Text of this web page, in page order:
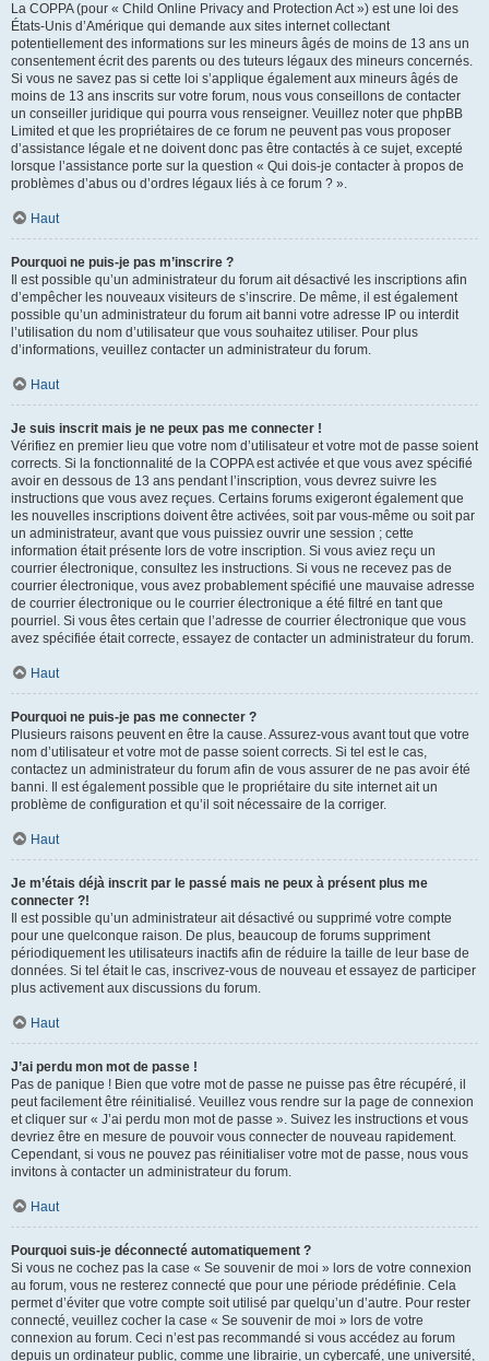
La COPPA (pour « Child Online Privacy and Protection Act ») est une loi des
États-Unis d’Amérique qui demande aux sites internet collectant
potentiellement des informations sur les mineurs âgés de moins de 13 ans un
consentement écrit des parents ou des tuteurs légaux des mineurs concernés.
Si vous ne savez pas si cette loi s’applique également aux mineurs âgés de
moins de 13 ans inscrits sur votre forum, nous vous conseillons de contacter
un conseiller juridique qui pourra vous renseigner. Veuillez noter que phpBB
Limited et que les propriétaires de ce forum ne peuvent pas vous proposer
d’assistance légale et ne doivent donc pas être contactés à ce sujet, excepté
lorsque l’assistance porte sur la question « Qui dois-je contacter à propos de
problèmes d’abus ou d’ordres légaux liés à ce forum ? ».
Haut
Pourquoi ne puis-je pas m’inscrire ?
Il est possible qu’un administrateur du forum ait désactivé les inscriptions afin
d’empêcher les nouveaux visiteurs de s’inscrire. De même, il est également
possible qu’un administrateur du forum ait banni votre adresse IP ou interdit
l’utilisation du nom d’utilisateur que vous souhaitez utiliser. Pour plus
d’informations, veuillez contacter un administrateur du forum.
Haut
Je suis inscrit mais je ne peux pas me connecter !
Vérifiez en premier lieu que votre nom d’utilisateur et votre mot de passe soient
corrects. Si la fonctionnalité de la COPPA est activée et que vous avez spécifié
avoir en dessous de 13 ans pendant l’inscription, vous devrez suivre les
instructions que vous avez reçues. Certains forums exigeront également que
les nouvelles inscriptions doivent être activées, soit par vous-même ou soit par
un administrateur, avant que vous puissiez ouvrir une session ; cette
information était présente lors de votre inscription. Si vous aviez reçu un
courrier électronique, consultez les instructions. Si vous ne recevez pas de
courrier électronique, vous avez probablement spécifié une mauvaise adresse
de courrier électronique ou le courrier électronique a été filtré en tant que
pourriel. Si vous êtes certain que l’adresse de courrier électronique que vous
avez spécifiée était correcte, essayez de contacter un administrateur du forum.
Haut
Pourquoi ne puis-je pas me connecter ?
Plusieurs raisons peuvent en être la cause. Assurez-vous avant tout que votre
nom d’utilisateur et votre mot de passe soient corrects. Si tel est le cas,
contactez un administrateur du forum afin de vous assurer de ne pas avoir été
banni. Il est également possible que le propriétaire du site internet ait un
problème de configuration et qu’il soit nécessaire de la corriger.
Haut
Je m’étais déjà inscrit par le passé mais ne peux à présent plus me
connecter ?!
Il est possible qu’un administrateur ait désactivé ou supprimé votre compte
pour une quelconque raison. De plus, beaucoup de forums suppriment
périodiquement les utilisateurs inactifs afin de réduire la taille de leur base de
données. Si tel était le cas, inscrivez-vous de nouveau et essayez de participer
plus activement aux discussions du forum.
Haut
J’ai perdu mon mot de passe !
Pas de panique ! Bien que votre mot de passe ne puisse pas être récupéré, il
peut facilement être réinitialisé. Veuillez vous rendre sur la page de connexion
et cliquer sur « J’ai perdu mon mot de passe ». Suivez les instructions et vous
devriez être en mesure de pouvoir vous connecter de nouveau rapidement.
Cependant, si vous ne pouvez pas réinitialiser votre mot de passe, nous vous
invitons à contacter un administrateur du forum.
Haut
Pourquoi suis-je déconnecté automatiquement ?
Si vous ne cochez pas la case « Se souvenir de moi » lors de votre connexion
au forum, vous ne resterez connecté que pour une période prédéfinie. Cela
permet d’éviter que votre compte soit utilisé par quelqu’un d’autre. Pour rester
connecté, veuillez cocher la case « Se souvenir de moi » lors de votre
connexion au forum. Ceci n’est pas recommandé si vous accédez au forum
depuis un ordinateur public, comme une librairie, un cybercafé, une université,